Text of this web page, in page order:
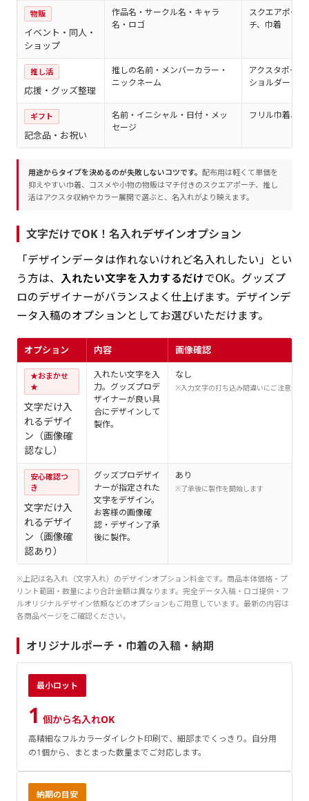
物販
イベント・同人・
ショップ
作品名・サークル名・キャラ
名・ロゴ
スクエアポー
チ、巾着
推し活
応援・グッズ整理
推しの名前・メンバーカラー・
ニックネーム
アクスタポー
ショルダー
ギフト
記念品・お祝い
名前・イニシャル・日付・メッ
セージ
フリル巾着、
用途からタイプを決めるのが失敗しないコツです。 配布用は軽くて単価を
抑えやすい巾着、コスメや小物の物販はマチ付きのスクエアポーチ、推し
活はアクスタ収納やカラー展開で選ぶと、名入れがより映えます。
文字だけでOK！名入れデザインオプション
「デザインデータは作れないけれど名入れしたい」とい
う方は、 入れたい文字を入力するだけでOK。グッズプ
ロのデザイナーがバランスよく仕上げます。デザインデ
ータ入稿のオプションとしてお選びいただけます。
オプション 内容 画像確認
★おまかせ
★
文字だけ入
れるデザイ
ン（画像確
認なし）
入れたい文字を入
力。グッズプロデ
ザイナーが良い具
合にデザインして
製作。
なし
※入力文字の打ち込み間違いにご注意くだ
安心確認つ
き
文字だけ入
れるデザイ
ン（画像確
認あり）
グッズプロデザイ
ナーが指定された
文字をデザイン。
お客様の画像確
認・デザイン了承
後に製作。
あり
※了承後に製作を開始します
※上記は名入れ（文字入れ）のデザインオプション料金です。商品本体価格・プ
リント範囲・数量により合計金額は異なります。完全データ入稿・ロゴ提供・フ
ルオリジナルデザイン依頼などのオプションもご用意しています。最新の内容は
各商品ページをご確認ください。
オリジナルポーチ・巾着の入稿・納期
最小ロット
1 個から名入れOK
高精細なフルカラーダイレクト印刷で、細部までくっきり。自分用
の1個から、まとまった数量までご対応します。
納期の目安